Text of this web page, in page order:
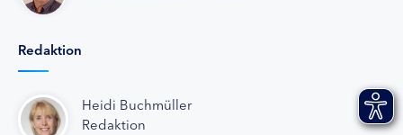
Redaktion
Heidi Buchmüller
Redaktion